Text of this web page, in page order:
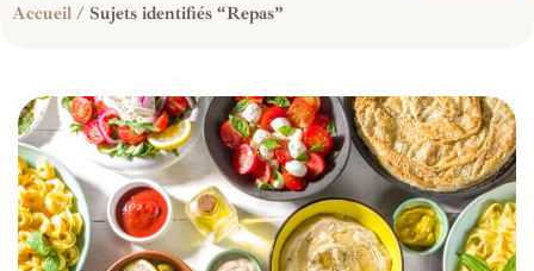
Accueil / Sujets identifiés “Repas”